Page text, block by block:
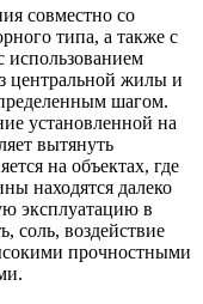
совместно со
типа, а также с
использованием
центральной жилы и
шагом.
установленной на
вытянуть
на объектах, где
находятся далеко
эксплуатацию в
соль, воздействие
прочностными